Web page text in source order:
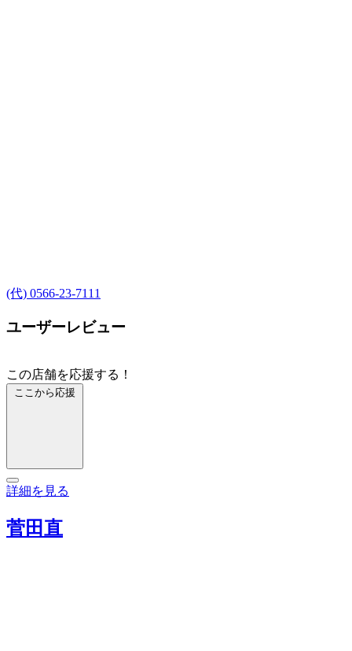
(代) 0566-23-7111
ユーザーレビュー
この店舗を応援する！
ここから応援
詳細を見る
菅田直